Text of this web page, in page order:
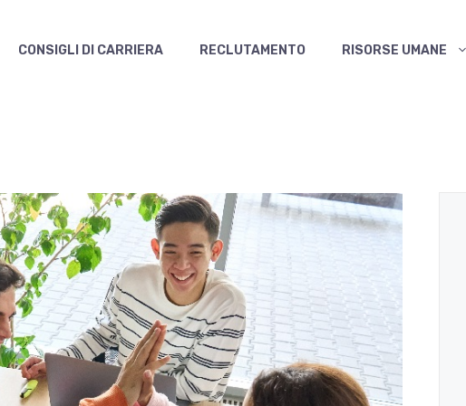
CONSIGLI DI CARRIERA RECLUTAMENTO RISORSE UMANE